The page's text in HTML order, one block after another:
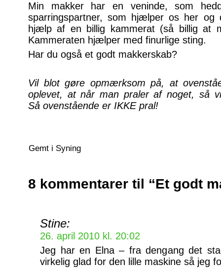
Min makker har en veninde, som
sparringspartner, som hjælper os her og
hjælp af en billig kammerat (så billig at
Kammeraten hjælper med finurlige sting.
Har du også et godt makkerskab?
Vil blot gøre opmærksom på, at
oplevet, at når man praler af noget, så
Så ovenstående er IKKE pral!
Gemt i Syning
8 kommentarer til “Et godt
Stine:
26. april 2010 kl. 20:02
Jeg har en Elna – fra dengang det
virkelig glad for den lille maskine så jeg